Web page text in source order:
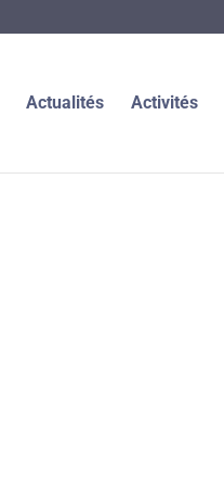
Actualités Activités